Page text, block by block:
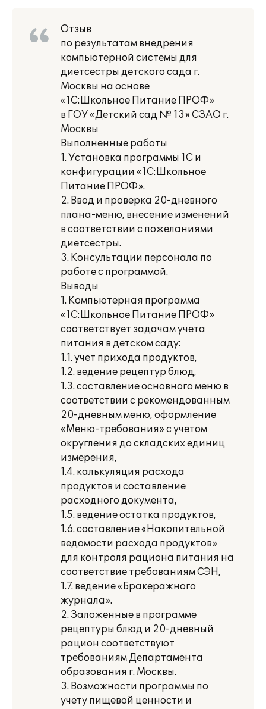
Отзыв
по результатам внедрения
компьютерной системы для
диетсестры детского сада г.
Москвы на основе
«1С:Школьное Питание ПРОФ»
в ГОУ «Детский сад № 13» СЗАО г.
Москвы
Выполненные работы
1. Установка программы 1С и
конфигурации «1С:Школьное
Питание ПРОФ».
2. Ввод и проверка 20-дневного
плана-меню, внесение изменений
в соответствии с пожеланиями
диетсестры.
3. Консультации персонала по
работе с программой.
Выводы
1. Компьютерная программа
«1С:Школьное Питание ПРОФ»
соответствует задачам учета
питания в детском саду:
1.1. учет прихода продуктов,
1.2. ведение рецептур блюд,
1.3. составление основного меню в
соответствии с рекомендованным
20-дневным меню, оформление
«Меню-требования» с учетом
округления до складских единиц
измерения,
1.4. калькуляция расхода
продуктов и составление
расходного документа,
1.5. ведение остатка продуктов,
1.6. составление «Накопительной
ведомости расхода продуктов»
для контроля рациона питания на
соответствие требованиям СЭН,
1.7. ведение «Бракеражного
журнала».
2. Заложенные в программе
рецептуры блюд и 20-дневный
рацион соответствуют
требованиям Департамента
образования г. Москвы.
3. Возможности программы по
учету пищевой ценности и